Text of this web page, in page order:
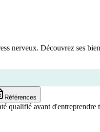
nerveux. Découvrez ses
Références
qualifié avant d'entreprendre